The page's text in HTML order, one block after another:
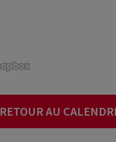
RETOUR AU